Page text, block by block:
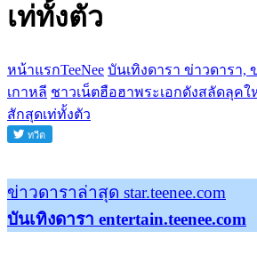
เท่ทั้งตัว
หน้าแรกTeeNee บันเทิงดารา ข่าวดารา,
เกาหลี ชาวเน็ตฮือฮาพระเอกดังสลัดลุค
สักสุดเท่ทั้งตัว
ข่าวดาราล่าสุด star.teenee.com
บันเทิงดารา entertain.teenee.com